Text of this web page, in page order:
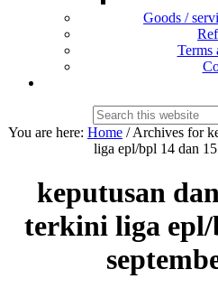
Goods /
Terms
Search
this
website
You are here: Home /Archives for
liga epl/bpl 14 dan
keputusan
terkini liga epl/